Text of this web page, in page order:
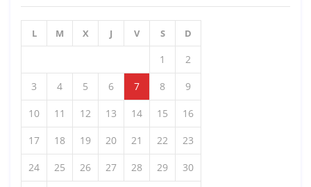
L M X J V S D
1 2
3 4 5 6 7 8 9
10 11 12 13 14 15 16
17 18 19 20 21 22 23
24 25 26 27 28 29 30